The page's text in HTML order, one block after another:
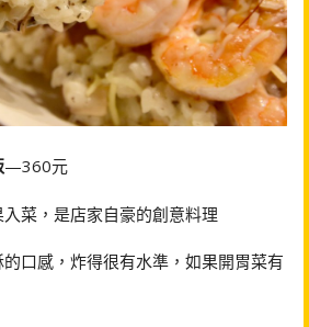
—360元
菜，是店家自豪的創意料理
口感，炸得很有水準，如果開胃菜有